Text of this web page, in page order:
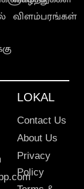
விளம்பரங்கள்
LOKAL
Contact Us
About Us
Privacy
Policy